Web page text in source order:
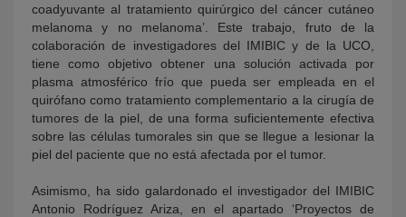
coadyuvante al tratamiento quirúrgico del cáncer cutáneo
melanoma y no melanoma’. Este trabajo, fruto de la
colaboración de investigadores del IMIBIC y de la UCO,
tiene como objetivo obtener una solución activada por
plasma atmosférico frío que pueda ser empleada en el
quirófano como tratamiento complementario a la cirugía de
tumores de la piel, de una forma suficientemente efectiva
sobre las células tumorales sin que se llegue a lesionar la
piel del paciente que no está afectada por el tumor.
Asimismo, ha sido galardonado el investigador del IMIBIC
Antonio Rodríguez Ariza, en el apartado ‘Proyectos de